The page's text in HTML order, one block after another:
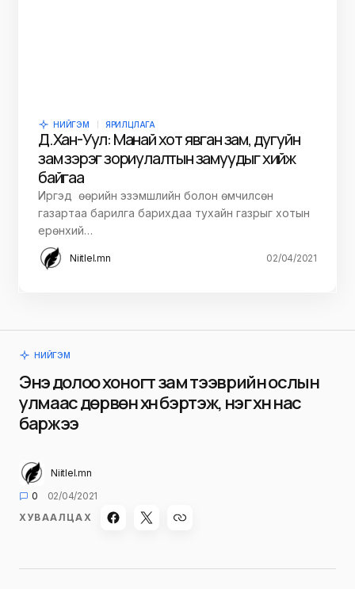
НИЙГЭМ ЯРИЛЦЛАГА
Д.Хан-Уул: Манай хот явган зам, дугуйн
зам зэрэг зориулалтын замуудыг хийж
байгаа
Иргэд өөрийн эзэмшлийн болон өмчилсөн
газартаа барилга барихдаа тухайн газрыг хотын
ерөнхий…
Niitlel.mn 02/04/2021
НИЙГЭМ
Энэ долоо хоногт зам тээврийн ослын
улмаас дөрвөн хүн бэртэж, нэг хүн нас
баржээ
Niitlel.mn
0
02/04/2021
ХУВААЛЦАХ